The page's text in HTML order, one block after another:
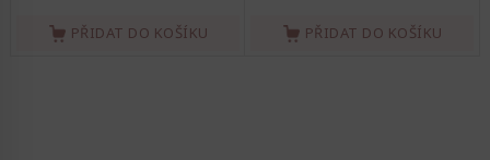
PŘIDAT DO KOŠÍKU PŘIDAT DO KOŠÍKU